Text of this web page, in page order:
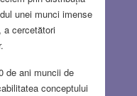
unei munci imense
a cercetători
de ani muncii de
conceptului